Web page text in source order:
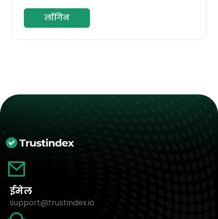
लॉगिन
ईमेल
support@trustindex.io